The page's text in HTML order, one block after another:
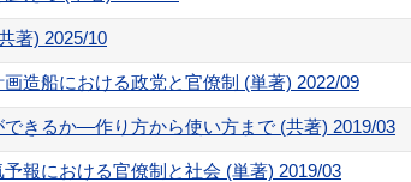
著) 2025/10
造船における政党と官僚制 (単著) 2022/09
きるか―作り方から使い方まで (共著) 2019/03
報における官僚制と社会 (単著) 2019/03